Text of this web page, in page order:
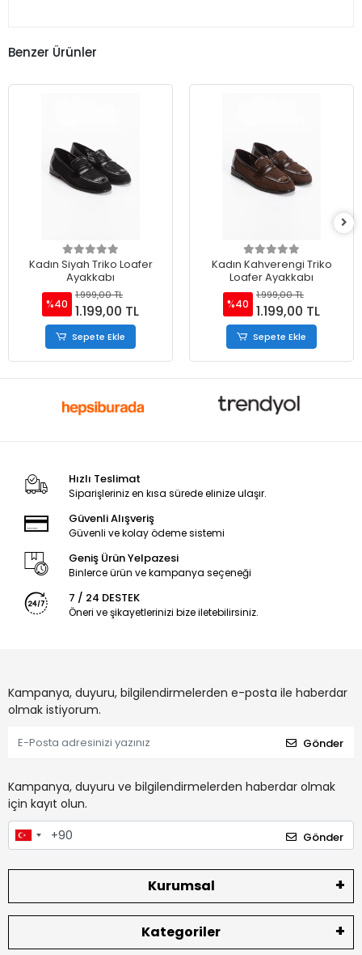
Benzer Ürünler
Kadın Siyah Triko Loafer
Ayakkabı
%40
1.999,00 TL
1.199,00 TL
Sepete Ekle
Kadın Kahverengi Triko
Loafer Ayakkabı
%40
1.999,00 TL
1.199,00 TL
Sepete Ekle
Hızlı Teslimat
Siparişleriniz en kısa sürede elinize ulaşır.
Güvenli Alışveriş
Güvenli ve kolay ödeme sistemi
Geniş Ürün Yelpazesi
Binlerce ürün ve kampanya seçeneği
7 / 24 DESTEK
Öneri ve şikayetlerinizi bize iletebilirsiniz.
Kampanya, duyuru, bilgilendirmelerden e-posta ile haberdar
olmak istiyorum.
Gönder
Kampanya, duyuru ve bilgilendirmelerden haberdar olmak
için kayıt olun.
Gönder
Kurumsal
Kategoriler